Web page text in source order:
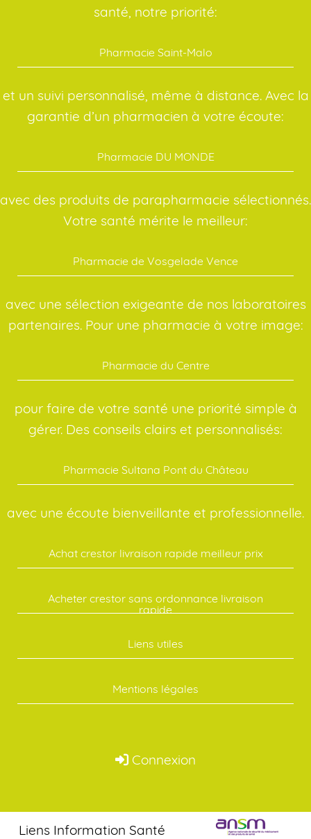
santé, notre priorité:
Pharmacie Saint-Malo
et un suivi personnalisé, même à distance. Avec la
garantie d’un pharmacien à votre écoute:
Pharmacie DU MONDE
avec des produits de parapharmacie sélectionnés.
Votre santé mérite le meilleur:
Pharmacie de Vosgelade Vence
avec une sélection exigeante de nos laboratoires
partenaires. Pour une pharmacie à votre image:
Pharmacie du Centre
pour faire de votre santé une priorité simple à
gérer. Des conseils clairs et personnalisés:
Pharmacie Sultana Pont du Château
avec une écoute bienveillante et professionnelle.
Achat crestor livraison rapide meilleur prix
Acheter crestor sans ordonnance livraison
rapide
Liens utiles
Mentions légales
Connexion
Liens Information Santé